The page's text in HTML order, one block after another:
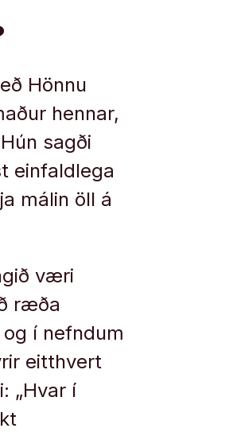
Hönnu
hennar,
sagði
einfaldlega
málin öll á
væri
ræða
í nefndum
eitthvert
„Hvar í